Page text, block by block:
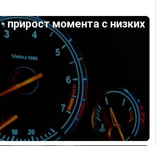
прирост момента с низких